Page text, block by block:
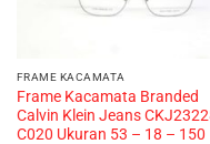
FRAME KACAMATA
Frame Kacamata Branded
Calvin Klein Jeans
C020 Ukuran 53 – 18 – 150